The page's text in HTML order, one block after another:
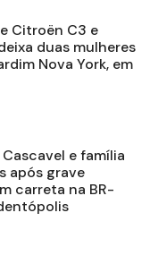
Citroën C3 e
duas mulheres
Nova York, em
e família
após grave
carreta na BR-